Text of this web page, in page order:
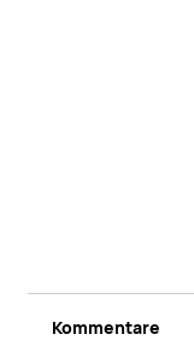
Kommentare